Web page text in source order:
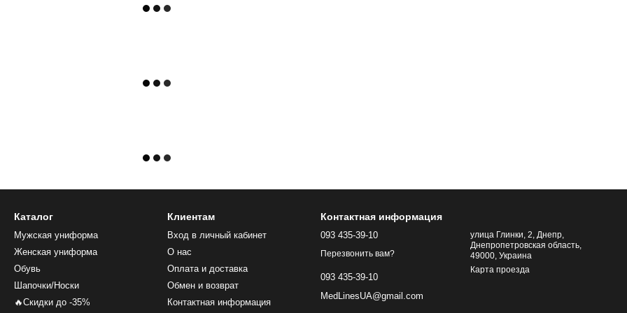
Каталог
Мужская униформа
Женская униформа
Обувь
Шапочки/Носки
🔥Скидки до -35%
Клиентам
Вход в личный кабинет
О нас
Оплата и доставка
Обмен и возврат
Контактная информация
Контактная информация
093 435-39-10
Перезвонить вам?
093 435-39-10
MedLinesUA@gmail.com
улица Глинки, 2, Днепр,
Днепропетровская область,
49000, Украина
Карта проезда